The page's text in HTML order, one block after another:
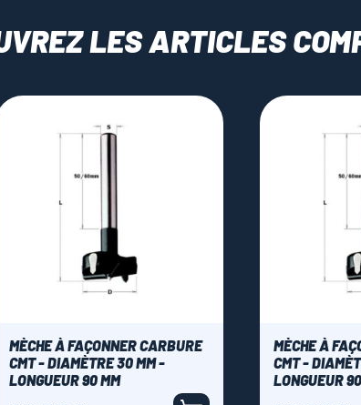
LES ARTICLES
MÈCHE À FAÇONNER CARBURE
CMT - DIAMÈTRE 30 MM -
LONGUEUR 90 MM
MÈCHE À
CMT -
LONGUEUR